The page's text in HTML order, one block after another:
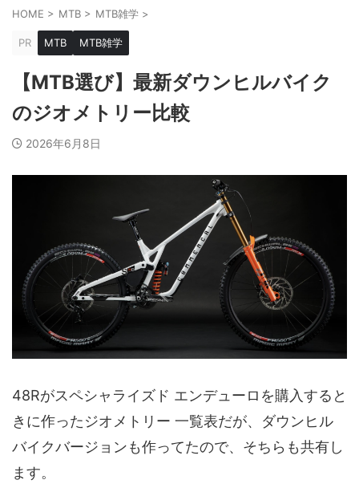
HOME > MTB > MTB雑学 >
PR MTB MTB雑学
【MTB選び】最新ダウンヒルバイク
のジオメトリー比較
2026年6月8日
48Rがスペシャライズド エンデューロを購入すると
きに作ったジオメトリー 一覧表だが、ダウンヒル
バイクバージョンも作ってたので、そちらも共有し
ます。